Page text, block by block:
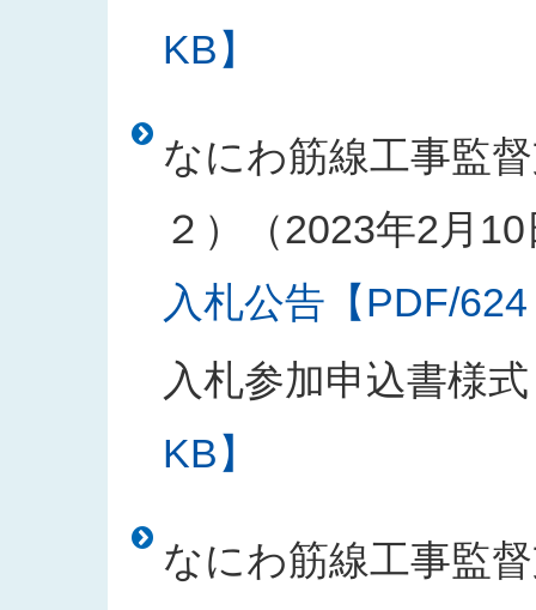
KB】
なにわ筋線工事監
２）（2023年2月
入札公告【PDF/
入札参加申込書様式
KB】
なにわ筋線工事監